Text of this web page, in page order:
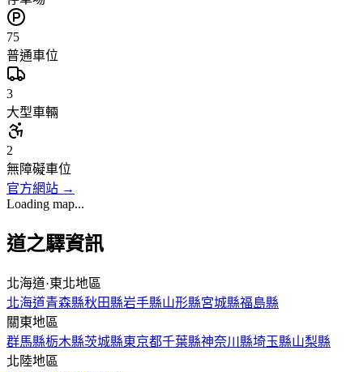
75
普通車位
3
大型車輛
2
無障礙車位
官方網站 →
Loading map...
道之驛資訊
北海道·東北地區
北海道青森縣秋田縣岩手縣山形縣宮城縣福島縣
關東地區
群馬縣栃木縣茨城縣東京都千葉縣神奈川縣埼玉縣山梨縣
北陸地區